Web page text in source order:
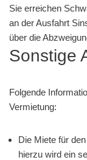
Sie erreichen
an der Ausfahrt
über die
Sonstige
Folgende
Vermietung:
Die Miete für
hierzu wird ein